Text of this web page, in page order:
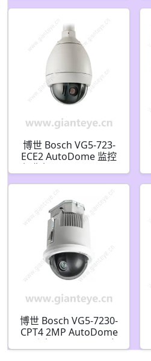
博世 Bosch VG5-723-
ECE2 AutoDome 监控
摄像机 F.01U.217.700
博世 Bosch VG5-7230-
CPT4 2MP AutoDome
IP 动态 7000 PTZ IP 安